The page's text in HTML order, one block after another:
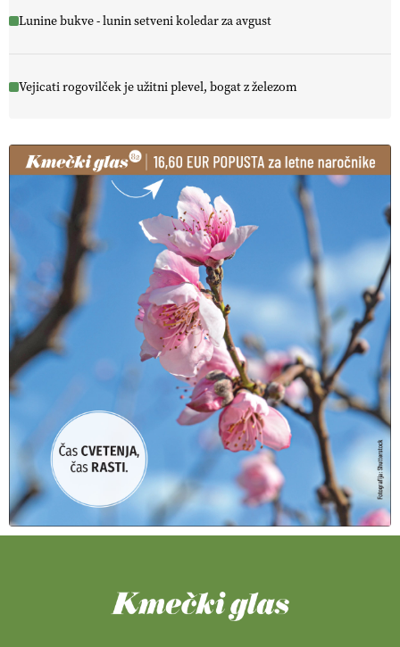
Lunine bukve - lunin setveni koledar za avgust
Vejicati rogovilček je užitni plevel, bogat z železom